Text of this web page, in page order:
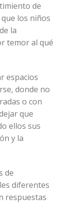
de
los niños
la
temor al qué
espacios
donde no
o con
que
ellos sus
y la
de
diferentes
respuestas